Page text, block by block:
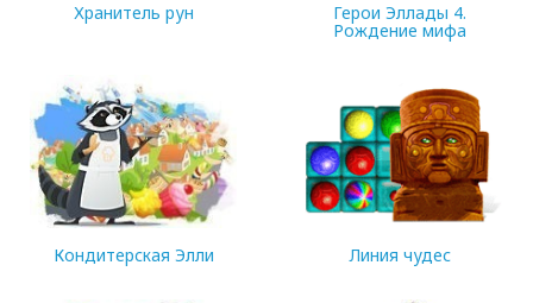
Хранитель рун
102.08 MB
Герои Эллады 4.
Рождение мифа
251.69 MB
Кондитерская Элли Линия чудес